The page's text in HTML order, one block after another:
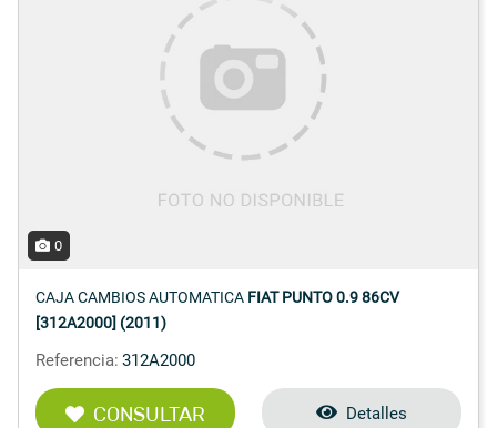
0
CAJA CAMBIOS AUTOMATICA FIAT PUNTO 0.9 86CV
[312A2000] (2011)
Referencia: 312A2000
CONSULTAR Detalles